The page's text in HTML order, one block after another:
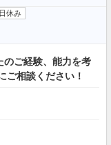
休み
ご経験、能力を考
ご相談ください！